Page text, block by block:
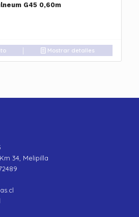
G45 0,60m
Mostrar detalles
34, Melipilla